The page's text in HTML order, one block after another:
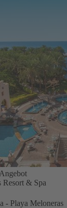
Resort & Spa
- Playa Meloneras